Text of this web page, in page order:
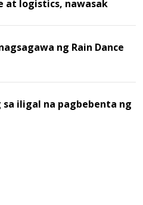
at logistics, nawasak
ng Rain Dance
sa iligal na pagbebenta ng